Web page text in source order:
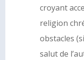
croyant
religion
obstacles
salut de